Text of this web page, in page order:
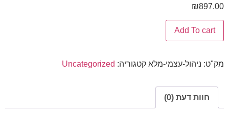
₪897.00
Add To cart
מק"ט: ניהול-עצמי-מלא קטגוריה: Uncategorized
חוות דעת (0)